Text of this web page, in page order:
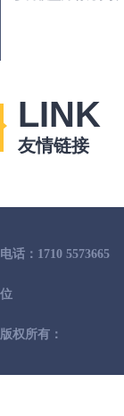
LINK
友情链接
电话：1710 5573665
位
版权所有：